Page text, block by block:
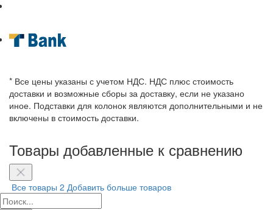
* Все цены указаны с учетом НДС. НДС плюс стоимость
доставки и возможные сборы за доставку, если не указано
иное. Подставки для колонок являются дополнительными и не
включены в стоимость доставки.
Товары добавленные к сравнению
Все товары 2 Добавить больше товаров